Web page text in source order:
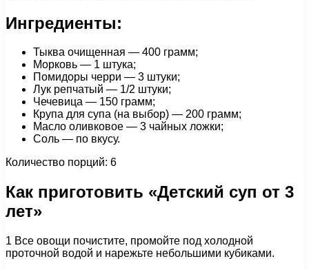
Ингредиенты:
Тыква очищенная — 400 грамм;
Морковь — 1 штука;
Помидоры черри — 3 штуки;
Лук репчатый — 1/2 штуки;
Чечевица — 150 грамм;
Крупа для супа (на выбор) — 200 грамм;
Масло оливковое — 3 чайных ложки;
Соль — по вкусу.
Количество порций: 6
Как приготовить «Детский суп от 3
лет»
1 Все овощи почистите, промойте под холодной
проточной водой и нарежьте небольшими кубиками.